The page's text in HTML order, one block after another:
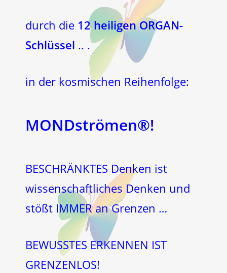
durch die 12 heiligen ORGAN-
Schlüssel .. .
in der kosmischen Reihenfolge:
MONDströmen®!
BESCHRÄNKTES Denken ist
wissenschaftliches Denken und
stößt IMMER an Grenzen …
BEWUSSTES ERKENNEN IST
GRENZENLOS!